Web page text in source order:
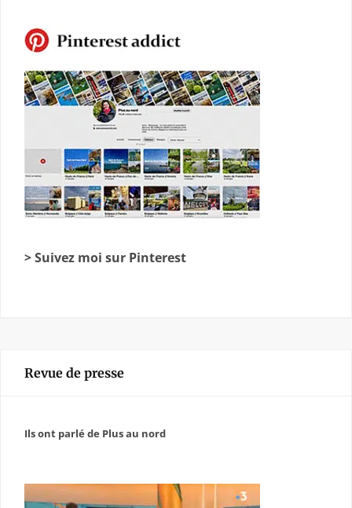
> Suivez moi sur Pinterest
Revue de presse
Ils ont parlé de Plus au nord